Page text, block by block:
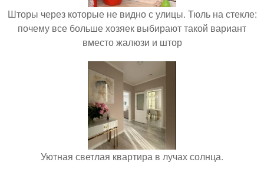
Шторы через которые не видно с улицы. Тюль на стекле:
почему все больше хозяек выбирают такой вариант
вместо жалюзи и штор
Уютная светлая квартира в лучах солнца.